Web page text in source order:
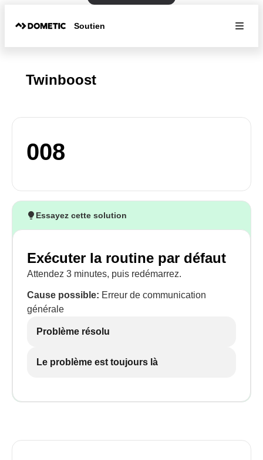
Soutien
Twinboost
008
Essayez cette solution
Exécuter la routine par défaut
Attendez 3 minutes, puis redémarrez.
Cause possible: Erreur de communication
générale
Problème résolu
Le problème est toujours là